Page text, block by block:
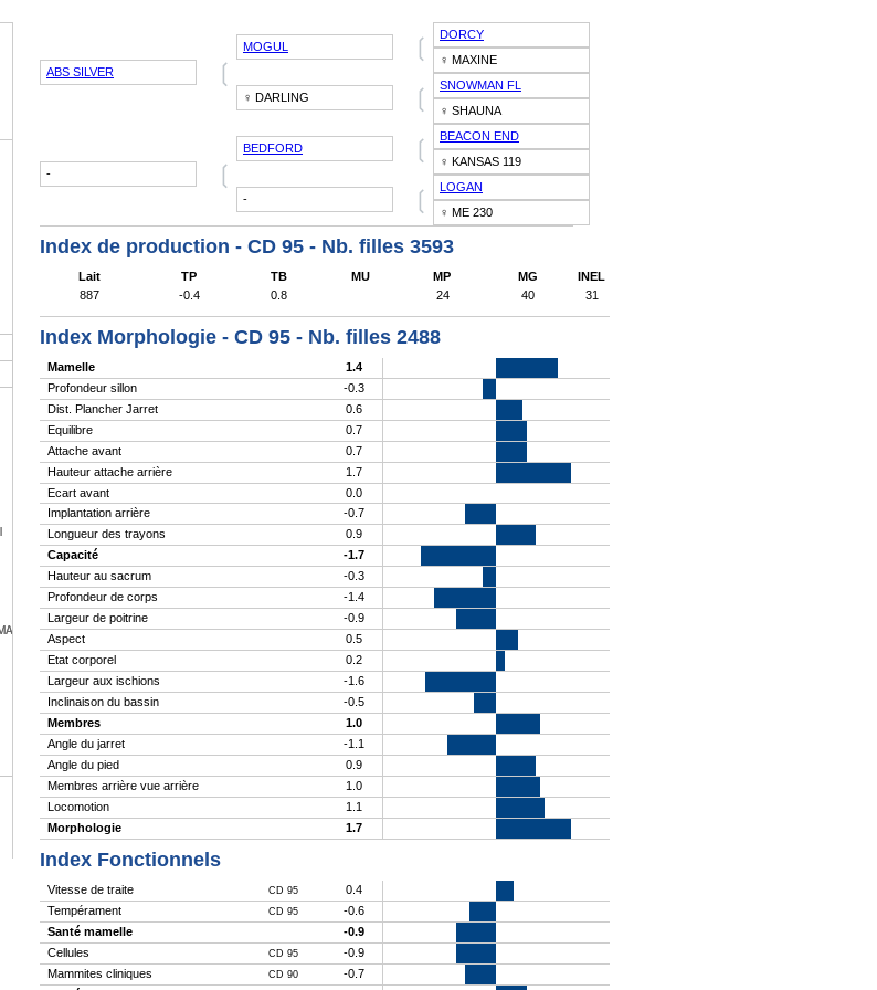
ABS SILVER ❲
MOGUL ❲
DORCY
♀ MAXINE
♀ DARLING ❲
SNOWMAN FL
♀ SHAUNA
- ❲
BEDFORD ❲
BEACON END
♀ KANSAS 119
- ❲
LOGAN
♀ ME 230
Index de production - CD 95 - Nb. filles 3593
Lait TP TB MU MP MG
INEL
887
-0.4 0.8 24 40 31
Index Morphologie - CD 95 - Nb. filles 2488
Mamelle
1.4
Profondeur sillon
-0.3
Dist. Plancher Jarret
0.6
Equilibre
0.7
Attache avant
0.7
Hauteur attache arrière
1.7
Ecart avant
0.0
Implantation arrière
-0.7
Longueur des trayons
0.9
Capacité
-1.7
Hauteur au sacrum
-0.3
Profondeur de corps
-1.4
Largeur de poitrine
-0.9
Aspect
0.5
Etat corporel
0.2
Largeur aux ischions
-1.6
Inclinaison du bassin
-0.5
Membres
1.0
Angle du jarret
-1.1
Angle du pied
0.9
Membres arrière vue arrière
1.0
Locomotion
1.1
Morphologie
1.7
Index Fonctionnels
Vitesse de traite CD 95
0.4
Tempérament
CD 95
-0.6
Santé mamelle
-0.9
Cellules
CD 95
-0.9
Mammites cliniques
CD 90
-0.7